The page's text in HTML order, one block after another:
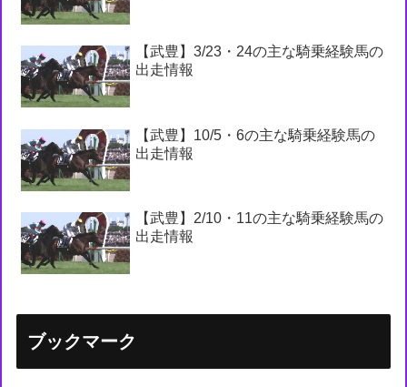
【武豊】3/23・24の主な騎乗経験馬の
出走情報
【武豊】10/5・6の主な騎乗経験馬の
出走情報
【武豊】2/10・11の主な騎乗経験馬の
出走情報
ブックマーク